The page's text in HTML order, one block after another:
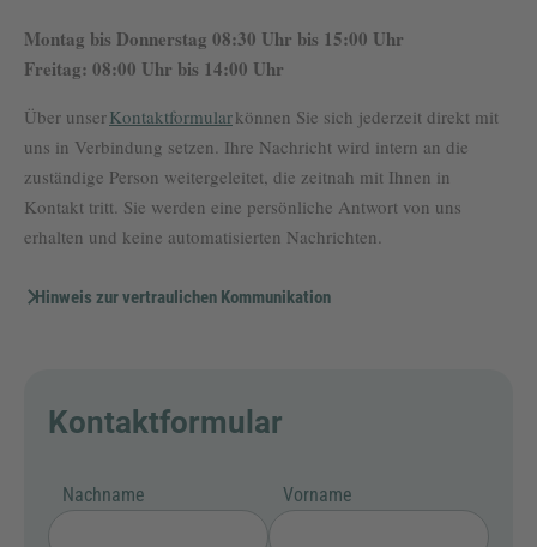
Montag bis Donnerstag 08:30 Uhr bis 15:00 Uhr
Freitag: 08:00 Uhr bis 14:00 Uhr
Über unserKontaktformularkönnen Sie sich jederzeit direkt mit
uns in Verbindung setzen. Ihre Nachricht wird intern an die
zuständige Person weitergeleitet, die zeitnah mit Ihnen in
Kontakt tritt. Sie werden eine persönliche Antwort von uns
erhalten und keine automatisierten Nachrichten.
Hinweis zur vertraulichen Kommunikation
Kontaktformular
Nachname Vorname